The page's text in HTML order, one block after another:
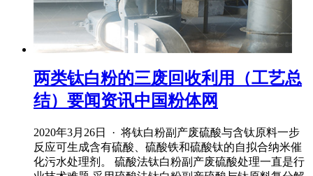
两类钛白粉的三废回收利用（工艺总
结）要闻资讯中国粉体网
2020年3月26日 · 将钛白粉副产废硫酸与含钛原料一步
反应可生成含有硫酸、硫酸铁和硫酸钛的自拟合纳米催
化污水处理剂。 硫酸法钛白粉副产废硫酸处理一直是行